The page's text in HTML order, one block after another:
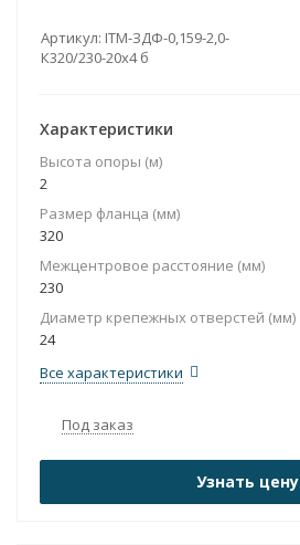
Артикул: ITM-ЗДФ-0,159-2,0-
К320/230-20х4 б
Характеристики
Высота опоры (м)
2
Размер фланца (мм)
320
Межцентровое расстояние (мм)
230
Диаметр крепежных отверстей (мм)
24
Все характеристики
Под заказ
Узнать цену